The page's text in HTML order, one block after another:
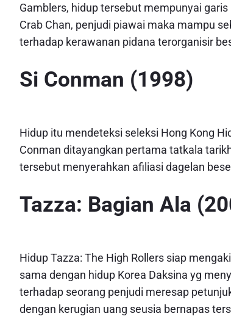
Gamblers, hidup tersebut mempunyai
Crab Chan, penjudi piawai maka mampu
terhadap kerawanan pidana terorganisir
Si Conman (1998)
Hidup itu mendeteksi seleksi Hong Kong
Conman ditayangkan pertama tatkala
tersebut menyerahkan afiliasi dagelan
Tazza: Bagian Ala
Hidup Tazza: The High Rollers siap
sama dengan hidup Korea Daksina yg
terhadap seorang penjudi meresap
dengan kerugian uang seusia bernapas